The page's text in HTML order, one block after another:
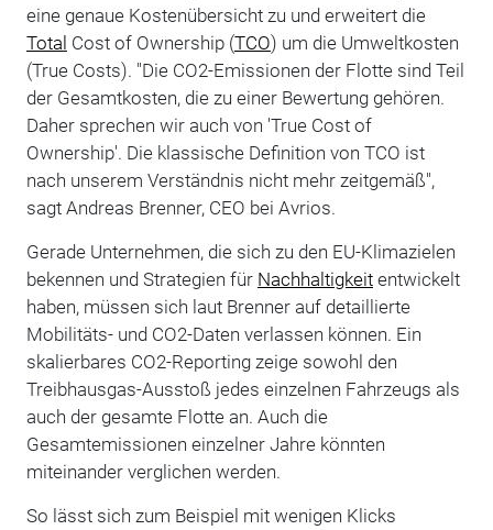
eine genaue Kostenübersicht zu und erweitert die
Total Cost of Ownership (TCO) um die Umweltkosten
(True Costs). "Die CO2-Emissionen der Flotte sind Teil
der Gesamtkosten, die zu einer Bewertung gehören.
Daher sprechen wir auch von 'True Cost of
Ownership'. Die klassische Definition von TCO ist
nach unserem Verständnis nicht mehr zeitgemäß",
sagt Andreas Brenner, CEO bei Avrios.
Gerade Unternehmen, die sich zu den EU-Klimazielen
bekennen und Strategien für Nachhaltigkeitentwickelt
haben, müssen sich laut Brenner auf detaillierte
Mobilitäts- und CO2-Daten verlassen können. Ein
skalierbares CO2-Reporting zeige sowohl den
Treibhausgas-Ausstoß jedes einzelnen Fahrzeugs als
auch der gesamte Flotte an. Auch die
Gesamtemissionen einzelner Jahre könnten
miteinander verglichen werden.
So lässt sich zum Beispiel mit wenigen Klicks